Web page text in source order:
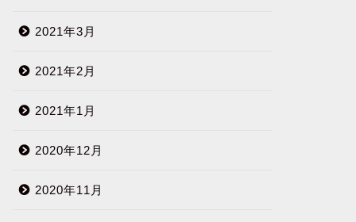
2021年3月
2021年2月
2021年1月
2020年12月
2020年11月